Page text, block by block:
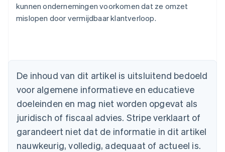
kunnen ondernemingen voorkomen dat ze omzet
mislopen door vermijdbaar klantverloop.
De inhoud van dit artikel is uitsluitend bedoeld
voor algemene informatieve en educatieve
doeleinden en mag niet worden opgevat als
juridisch of fiscaal advies. Stripe verklaart of
garandeert niet dat de informatie in dit artikel
nauwkeurig, volledig, adequaat of actueel is.
België
Brazilië
PortuguêsEnglish
Bulgarije
English
Canada
English Français
Cyprus
English